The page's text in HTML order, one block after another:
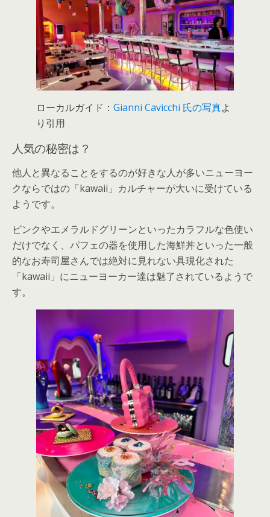
ローカルガイド： Gianni Cavicchi 氏の写真よ
り引用
人気の秘密は？
他人と異なることをするのが好きな人が多いニューヨー
クならではの「kawaii」カルチャーが大いに受けている
ようです。
ピンクやエメラルドグリーンといったカラフルな色使い
だけでなく、パフェの器を使用した海鮮丼といった一般
的なお寿司屋さんでは絶対に見れない具現化された
「kawaii」にニューヨーカー達は魅了されているようで
す。